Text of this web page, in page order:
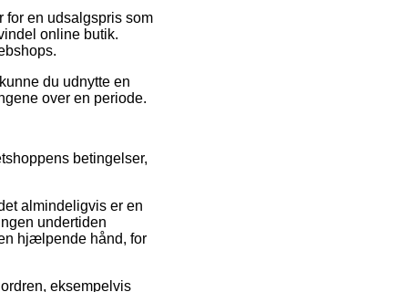
for en udsalgspris som
online butik.
du udnytte en
over en periode.
betingelser,
almindeligvis er en
undertiden
hjælpende hånd, for
eksempelvis